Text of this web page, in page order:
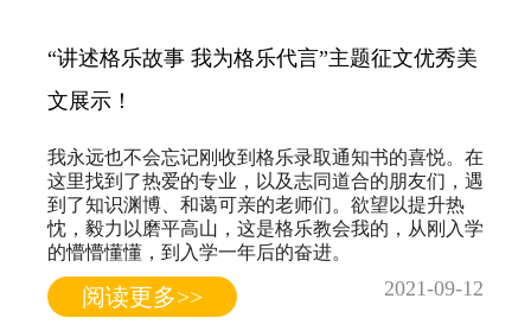
“讲述格乐故事 我为格乐代言”主题征文优秀美
文展示！
我永远也不会忘记刚收到格乐录取通知书的喜悦。在
这里找到了热爱的专业，以及志同道合的朋友们，遇
到了知识渊博、和蔼可亲的老师们。欲望以提升热
忱，毅力以磨平高山，这是格乐教会我的，从刚入学
的懵懵懂懂，到入学一年后的奋进。
阅读更多>> 2021-09-12